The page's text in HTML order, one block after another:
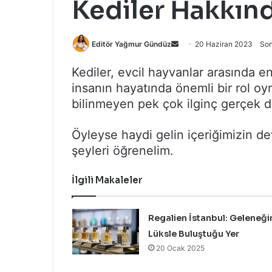
Kediler
Editör Yağmur Gündüz
Bir
posta
göndermek
20 Haziran 2023
Kediler, evcil hayvanlar arasında
insanın hayatında önemli bir rol
bilinmeyen pek çok ilginç gerçek
Öyleyse haydi gelin içeriğimizin
şeyleri öğrenelim.
İlgili Makaleler
Regalien İstanbul:
Lüksle Buluştuğu Yer
20 Ocak 2025